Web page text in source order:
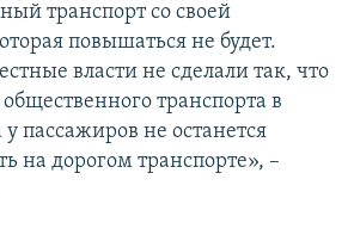
транспорт со своей
повышаться не будет.
власти не сделали так, что
транспорта в
у пассажиров не останется
на дорогом транспорте», –